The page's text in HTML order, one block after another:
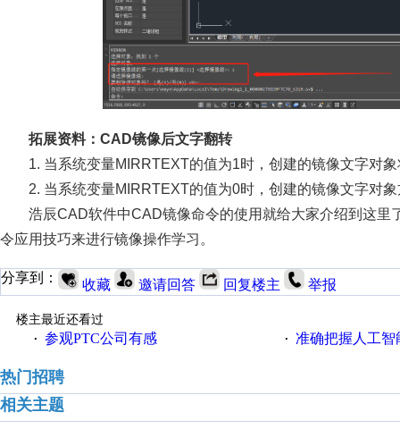
拓展资料：CAD镜像后文字翻转
1. 当系统变量MIRRTEXT的值为1时，创建的镜像文字对
2. 当系统变量MIRRTEXT的值为0时，创建的镜像文字对
浩辰CAD软件中CAD镜像命令的使用就给大家介绍到这
令应用技巧来进行镜像操作学习。
分享到： 收藏 邀请回答 回复楼主 举报
楼主最近还看过
· 参观PTC公司有感 · 准确把握人工
热门招聘
相关主题